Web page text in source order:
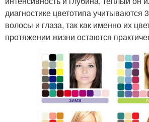
диагностике цветотипа учитываются
волосы и глаза, так как именно их
протяжении жизни остаются